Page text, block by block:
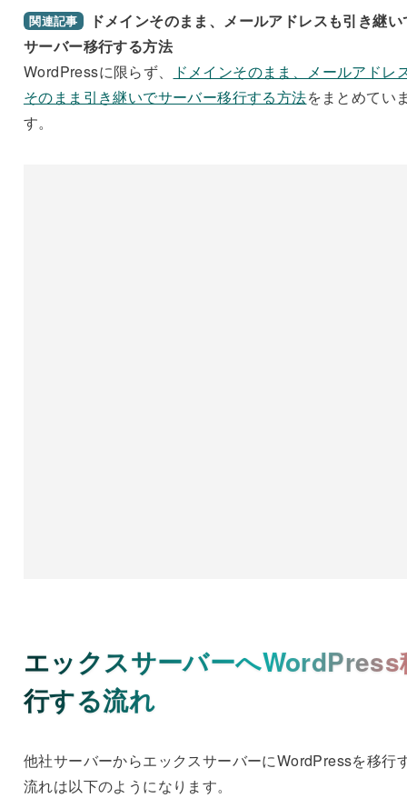
関連記事
ドメインそのまま、メールアドレスも引き継い
サーバー移行する方法
WordPressに限らず、
ドメインそのまま、メールアドレ
そのまま引き継いでサーバー移行する方法をまとめてい
す。
エックスサーバーへWordPress
行する流れ
他社サーバーからエックスサーバーにWordPressを移行
流れは以下のようになります。